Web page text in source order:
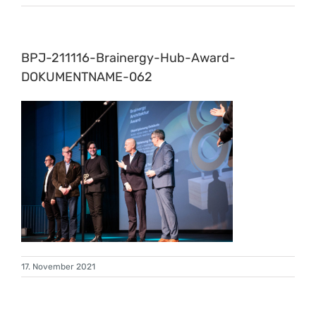
BPJ-211116-Brainergy-Hub-Award-
DOKUMENTNAME-062
17. November 2021